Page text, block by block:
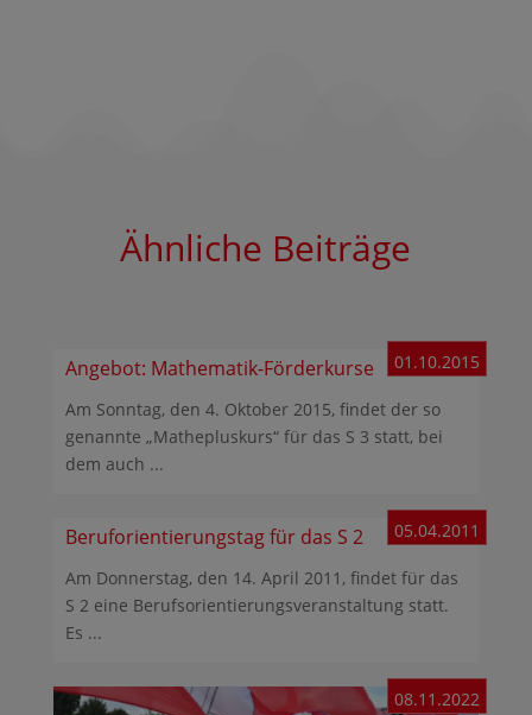
Ähnliche Beiträge
Angebot: Mathematik-Förderkurse 01.10.2015
Am Sonntag, den 4. Oktober 2015, findet der so
genannte „Mathepluskurs“ für das S 3 statt, bei
dem auch ...
Beruforientierungstag für das S 2 05.04.2011
Am Donnerstag, den 14. April 2011, findet für das
S 2 eine Berufsorientierungsveranstaltung statt.
Es ...
08.11.2022